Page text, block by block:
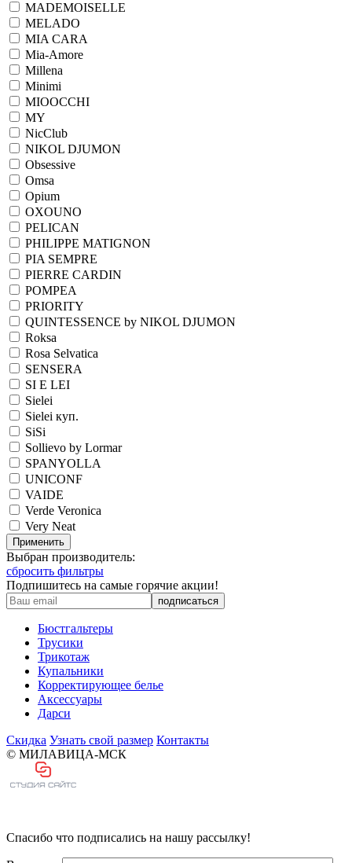
MADEMOISELLE
MELADO
MIA CARA
Mia-Amore
Millena
Minimi
MIOOCCHI
MY
NicClub
NIKOL DJUMON
Obsessive
Omsa
Opium
OXOUNO
PELICAN
PHILIPPE MATIGNON
PIA SEMPRE
PIERRE CARDIN
POMPEA
PRIORITY
QUINTESSENCE by NIKOL DJUMON
Roksa
Rosa Selvatica
SENSERA
SI E LEI
Sielei
Sielei куп.
SiSi
Sollievo by Lormar
SPANYOLLA
UNICONF
VAIDE
Verde Veronica
Very Neat
Применить
Выбран производитель:
сбросить фильтры
Подпишитесь на самые горячие акции!
Бюстгальтеры
Трусики
Трикотаж
Купальники
Корректирующее белье
Аксессуары
Дарси
Скидка Узнать свой размер Контакты
© МИЛАВИЦА-МСК
Спасибо что подписались на нашу рассылку!